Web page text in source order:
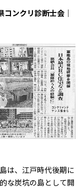
ンクリ診断士会｜
は、江戸時代後期に
な炭坑の島として開